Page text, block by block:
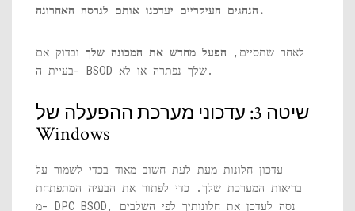
הנהגים העיקריים יעדכנו אותם לגרסה האחרונה.
לאחר שתסיים, הפעל מחדש את המכונה שלך ובדוק אם
בעיית ה- BSOD שלך נפתרה או לא.
שיטה 3: עדכוני מערכת ההפעלה של
Windows
עדכון חלונות מעת לעת חשוב מאוד בכדי לשמור על
בריאות המערכת שלך. כדי לפתור את הבעיה המתפתחת
מ- DPC BSOD, נסה לעדכן את חלונותיך לפי השלבים